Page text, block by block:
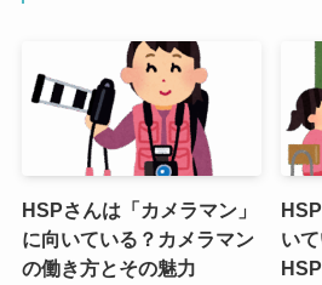
HSPさんは「カメラマン」
に向いている？カメラマン
の働き方とその魅力
い